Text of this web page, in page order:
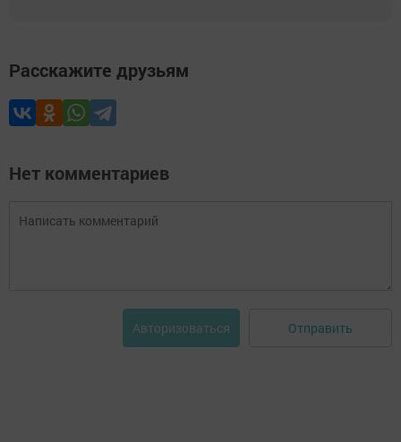
Расскажите друзьям
Нет комментариев
Авторизоваться Отправить